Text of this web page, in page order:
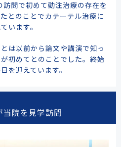
訪問で初めて動注治療の存在を
とのことでカテーテル治療に
います。
は以前から論文や講演で知っ
初めてとのことでした。終始
を迎えています。
当院を見学訪問